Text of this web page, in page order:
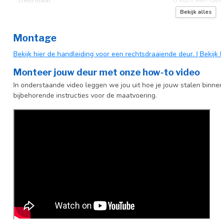
producttekst
Afdekkap vloerscharnier (uitsluitend
taatsdeuren)
Incl. zwart kapje
Bekijk alles
Montage
Bekijk hier de handleiding voor een rechtsdraaiende deur. | Bekijk
Monteer jouw deur met onze how-to video
In onderstaande video leggen we jou uit hoe je jouw stalen
bijbehorende instructies voor de maatvoering.